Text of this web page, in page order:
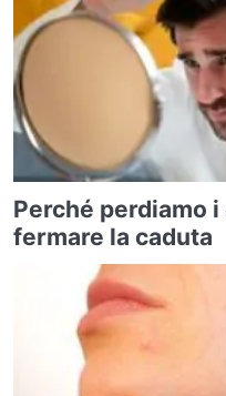
Perché perdiamo
fermare la caduta